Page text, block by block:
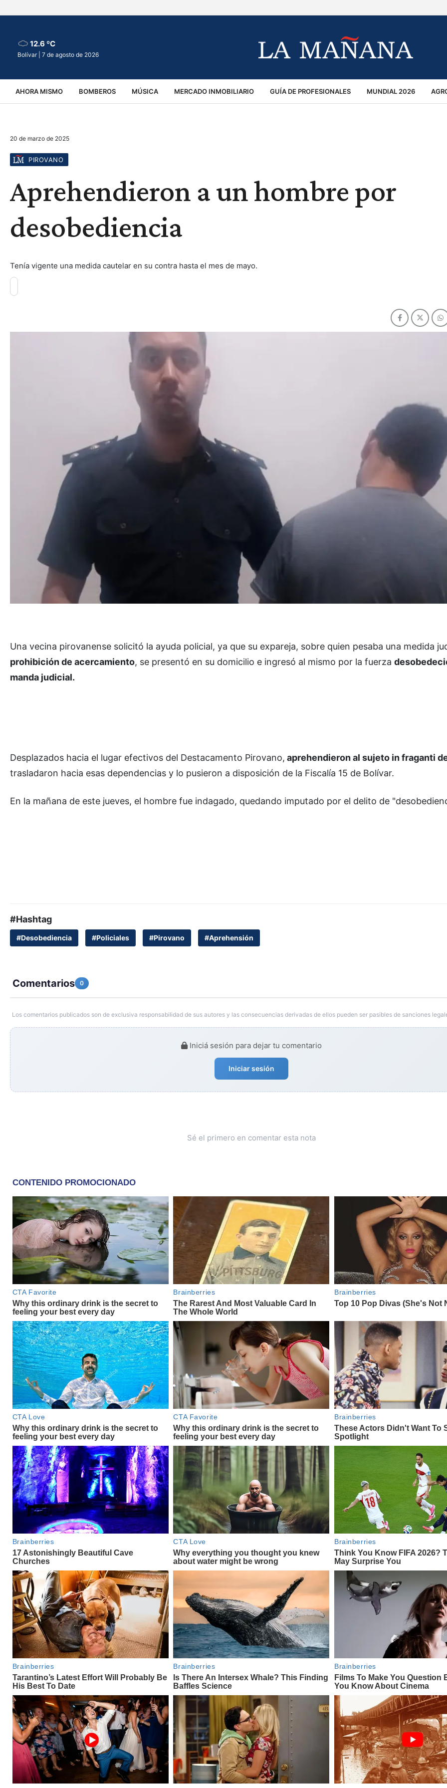
12.6 ºC
Bolívar | 7 de agosto de 2026
AHORA MISMO BOMBEROS MÚSICA MERCADO INMOBILIARIO GUÍA DE PROFESIONALES MUNDIAL 2026
VIRALES ACCIDENTES
20 de marzo de 2025
PIROVANO
Aprehendieron a un hombre por
desobediencia
Tenía vigente una medida cautelar en su contra hasta el mes de mayo.
Una vecina pirovanense solicitó la ayuda policial, ya que su expareja, sobre quien pesaba una medida
prohibición de acercamiento, se presentó en su domicilio e ingresó al mismo por la fuerza
manda judicial.
Desplazados hacia el lugar efectivos del Destacamento Pirovano, aprehendieron al sujeto in fraganti
trasladaron hacia esas dependencias y lo pusieron a disposición de la Fiscalía 15 de Bolívar.
En la mañana de este jueves, el hombre fue indagado, quedando imputado por el delito de
#Hashtag
#Desobediencia #Policiales #Pirovano #Aprehensión
Comentarios 0
Los comentarios publicados son de exclusiva responsabilidad de sus autores y las consecuencias derivadas de ellos pueden ser pasibles de sanciones
Iniciá sesión para dejar tu comentario
Iniciar sesión
Sé el primero en comentar esta nota